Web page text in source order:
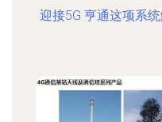
迎接5G 亨通这项系